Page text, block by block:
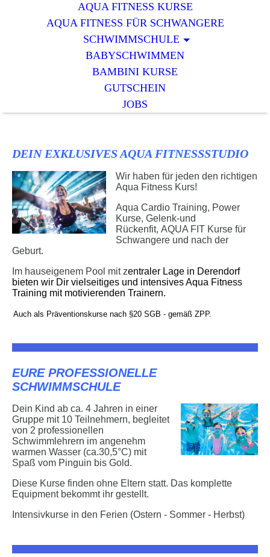
AQUA FITNESS KURSE
AQUA FITNESS FÜR SCHWANGERE
SCHWIMMSCHULE
BABYSCHWIMMEN
BAMBINI KURSE
GUTSCHEIN
JOBS
DEIN EXKLUSIVES AQUA FITNESSSTUDIO
Wir haben für jeden den richtigen
Aqua Fitness Kurs!
Aqua Cardio Training, Power
Kurse, Gelenk-und
Rückenfit, AQUA FIT Kurse für
Schwangere und nach der
Geburt.
Im hauseigenem Pool mit zentraler Lage in Derendorf
bieten wir Dir vielseitiges und intensives Aqua Fitness
Training mit motivierenden Trainern.
Auch als Präventionskurse nach §20 SGB - gemäß ZPP.
EURE PROFESSIONELLE
SCHWIMMSCHULE
Dein Kind ab ca. 4 Jahren in einer
Gruppe mit 10 Teilnehmern, begleitet
von 2 professionellen
Schwimmlehrern im angenehm
warmen Wasser (ca.30,5°C) mit
Spaß vom Pinguin bis Gold.
Diese Kurse finden ohne Eltern statt. Das komplette
Equipment bekommt ihr gestellt.
Intensivkurse in den Ferien (Ostern - Sommer - Herbst)